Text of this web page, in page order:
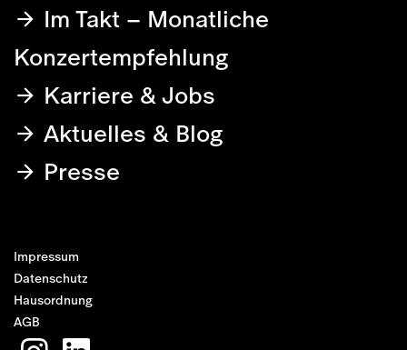
Im Takt – Monatliche
Konzertempfehlung
Karriere & Jobs
Aktuelles & Blog
Presse
Impressum
Datenschutz
Hausordnung
AGB